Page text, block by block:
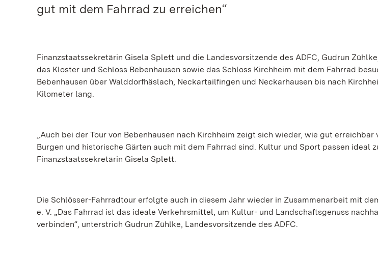
gut mit dem Fahrrad zu erreichen“
Finanzstaatssekretärin Gisela Splett und die Landesvorsitzende des ADFC, Gudrun
das Kloster und Schloss Bebenhausen sowie das Schloss Kirchheim mit dem Fahrrad
Bebenhausen über Walddorfhäslach, Neckartailfingen und Neckarhausen bis nach
Kilometer lang.
„Auch bei der Tour von Bebenhausen nach Kirchheim zeigt sich wieder, wie gut erreichbar
Burgen und historische Gärten auch mit dem Fahrrad sind. Kultur und Sport passen ideal
Finanzstaatssekretärin Gisela Splett.
Die Schlösser-Fahrradtour erfolgte auch in diesem Jahr wieder in Zusammenarbeit mit
e. V. „Das Fahrrad ist das ideale Verkehrsmittel, um Kultur- und Landschaftsgenuss
verbinden“, unterstrich Gudrun Zühlke, Landesvorsitzende des ADFC.